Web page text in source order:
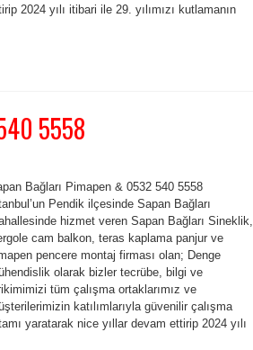
2024 yılı itibari ile 29. yılımızı kutlamanın
5558
Bağları Pimapen & 0532 540 5558
Pendik ilçesinde Sapan Bağları
hizmet veren Sapan Bağları Sineklik,
cam balkon, teras kaplama panjur ve
pencere montaj firması olan; Denge
olarak bizler tecrübe, bilgi ve
tüm çalışma ortaklarımız ve
katılımlarıyla güvenilir çalışma
yaratarak nice yıllar devam ettirip 2024 yılı